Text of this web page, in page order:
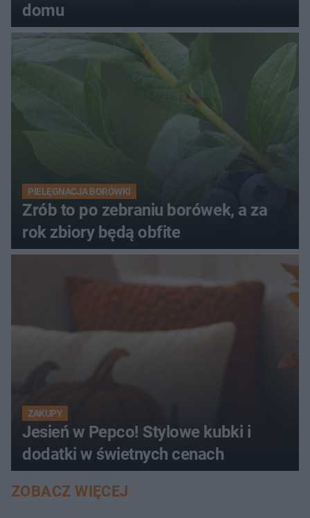
domu
PIELĘGNACJA BORÓWKI
Zrób to po zebraniu borówek, a za
rok zbiory będą obfite
ZAKUPY
Jesień w Pepco! Stylowe kubki i
dodatki w świetnych cenach
ZOBACZ WIĘCEJ